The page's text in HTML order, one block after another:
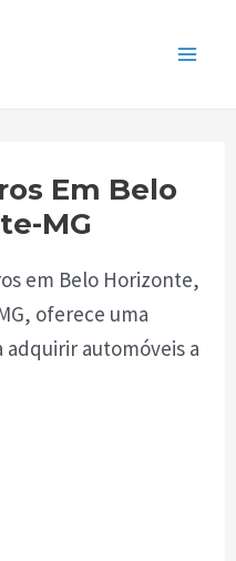
Em Belo
MG
em Belo Horizonte,
oferece uma
automóveis a